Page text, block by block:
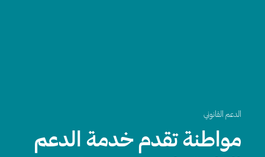
الدعم القانوني
مواطنة تقدم خدمة الدعم